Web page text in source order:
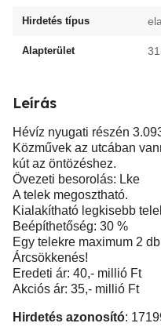
Hirdetés típus
Alapterület
Leírás
Hévíz nyugati részén
Közművek az utcában
kút az öntözéshez.
Övezeti besorolás: Lke
A telek megosztható.
Kialakítható legkisebb
Beépíthetőség: 30 %
Egy telekre maximum 2
Árcsökkenés!
Eredeti ár: 40,- millió Ft
Akciós ár: 35,- millió Ft
Hirdetés azonosító: